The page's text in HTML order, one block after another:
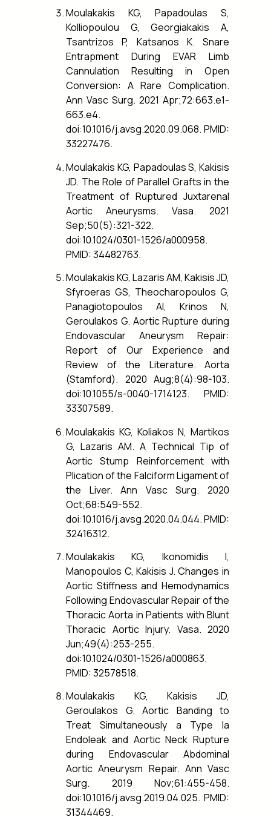
Moulakakis KG, Papadoulas S,
Kolliopoulou G, Georgiakakis A,
Tsantrizos P, Katsanos K. Snare
Entrapment During EVAR Limb
Cannulation Resulting in Open
Conversion: A Rare Complication.
Ann Vasc Surg. 2021 Apr;72:663.e1-
663.e4.
doi:10.1016/j.avsg.2020.09.068. PMID:
33227476.
Moulakakis KG, Papadoulas S, Kakisis
JD. The Role of Parallel Grafts in the
Treatment of Ruptured Juxtarenal
Aortic Aneurysms. Vasa. 2021
Sep;50(5):321-322.
doi:10.1024/0301-1526/a000958.
PMID: 34482763.
Moulakakis KG, Lazaris AM, Kakisis JD,
Sfyroeras GS, Theocharopoulos G,
Panagiotopoulos AI, Krinos N,
Geroulakos G. Aortic Rupture during
Endovascular Aneurysm Repair:
Report of Our Experience and
Review of the Literature. Aorta
(Stamford). 2020 Aug;8(4):98-103.
doi:10.1055/s-0040-1714123. PMID:
33307589.
Moulakakis KG, Koliakos N, Martikos
G, Lazaris AM. A Technical Tip of
Aortic Stump Reinforcement with
Plication of the Falciform Ligament of
the Liver. Ann Vasc Surg. 2020
Oct;68:549-552.
doi:10.1016/j.avsg.2020.04.044. PMID:
32416312.
Moulakakis KG, Ikonomidis I,
Manopoulos C, Kakisis J. Changes in
Aortic Stiffness and Hemodynamics
Following Endovascular Repair of the
Thoracic Aorta in Patients with Blunt
Thoracic Aortic Injury. Vasa. 2020
Jun;49(4):253-255.
doi:10.1024/0301-1526/a000863.
PMID: 32578518.
Moulakakis KG, Kakisis JD,
Geroulakos G. Aortic Banding to
Treat Simultaneously a Type Ia
Endoleak and Aortic Neck Rupture
during Endovascular Abdominal
Aortic Aneurysm Repair. Ann Vasc
Surg. 2019 Nov;61:455-458.
doi:10.1016/j.avsg.2019.04.025. PMID:
31344469.